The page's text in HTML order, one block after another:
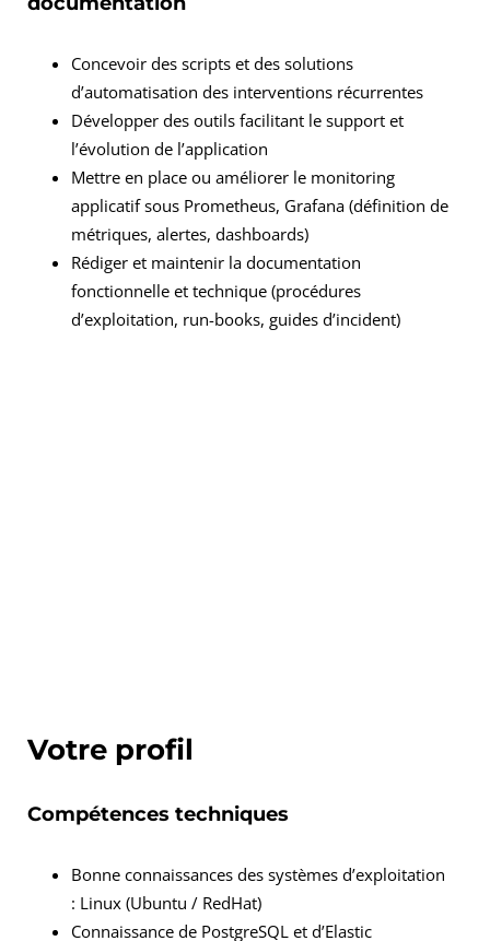
Concevoir des scripts et des solutions
d’automatisation des interventions récurrentes
Développer des outils facilitant le support et
l’évolution de l’application
Mettre en place ou améliorer le monitoring
applicatif sous Prometheus, Grafana (définition de
métriques, alertes, dashboards)
Rédiger et maintenir la documentation
fonctionnelle et technique (procédures
d’exploitation, run-books, guides d’incident)
Votre profil
Compétences techniques
Bonne connaissances des systèmes d’exploitation
: Linux (Ubuntu / RedHat)
Connaissance de PostgreSQL et d’Elastic